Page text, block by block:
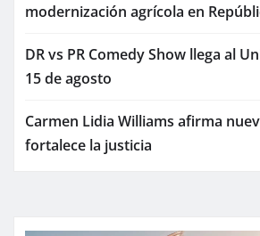
modernización agrícola en
DR vs PR Comedy Show llega al
15 de agosto
Carmen Lidia Williams afirma
fortalece la justicia